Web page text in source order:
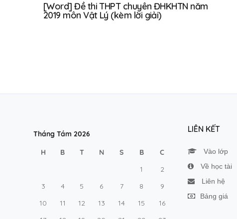
[Word] Đề thi THPT chuyên ĐHKHTN năm
2019 môn Vật Lý (kèm lời giải)
Tháng Tám 2026
H B T N S B
C
1
2
3
4 5 6 7 8
9
10
11 12 13 14 15
16
LIÊN KẾT
Vào lớp
Về học tài
Liên hệ
Bảng giá